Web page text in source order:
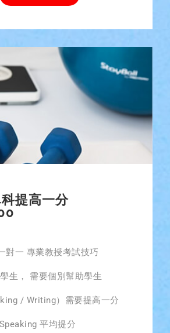
提高一分
對一 專業教授考試技巧
生， 需要個別幫助學生
/ Writing）需要提高一分
平均提分